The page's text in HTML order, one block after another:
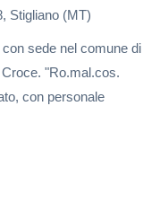
Stigliano (MT)
sede nel comune di
"Ro.mal.cos.
con personale